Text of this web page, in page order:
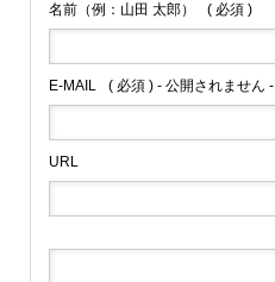
名前（例：山田 太郎） ( 必須 )
E-MAIL ( 必須 ) - 公開されません -
URL